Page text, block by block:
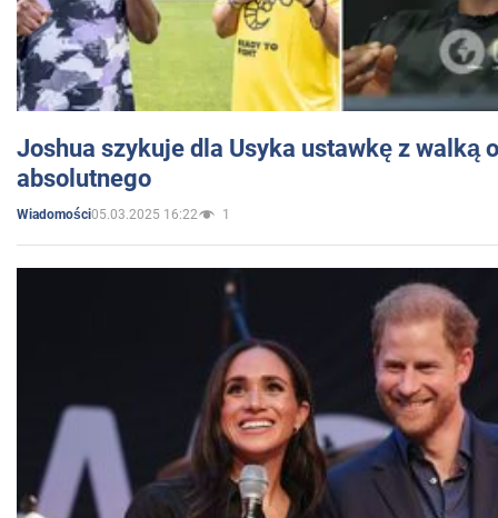
Joshua szykuje dla Usyka ustawkę z walką
absolutnego
Wiadomości05.03.2025 16:22 1